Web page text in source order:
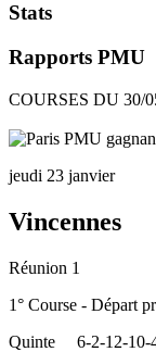
Stats
Rapports PMU
COURSES DU 30/
jeudi 23 janvier
Vincennes
Réunion 1
1° Course - Départ
Quinte
6-2-12-10-